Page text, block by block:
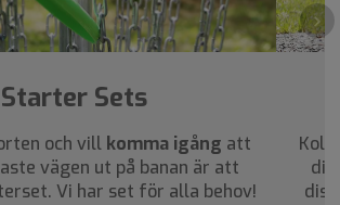
›
Starter Sets
och vill komma igång att
vägen ut på banan är att
Vi har set för alla behov!